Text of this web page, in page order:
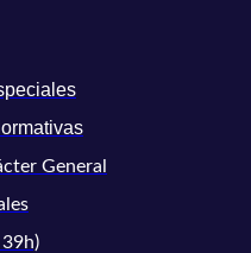
General